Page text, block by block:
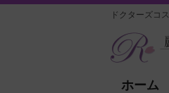
ドクターズコ
ホーム